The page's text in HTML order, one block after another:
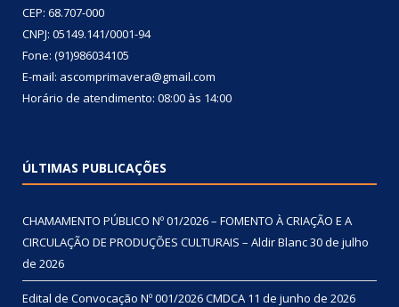
CEP: 68.707-000
CNPJ: 05149.141/0001-94
Fone: (91)986034105
E-mail: ascomprimavera@gmail.com
Horário de atendimento: 08:00 às 14:00
ÚLTIMAS PUBLICAÇÕES
CHAMAMENTO PÚBLICO Nº 01/2026 – FOMENTO À CRIAÇÃO E A
CIRCULAÇÃO DE PRODUÇÕES CULTURAIS – Aldir Blanc30 de julho
de 2026
Edital de Convocação Nº 001/2026 CMDCA 11 de junho de 2026